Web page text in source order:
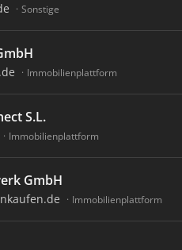
Sonstige
Immobilienplattform
S.L.
Immobilienplattform
GmbH
Immobilienplattform